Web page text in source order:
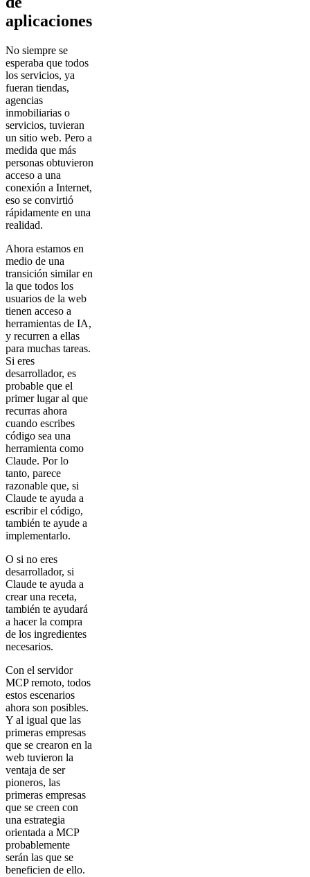
aplicaciones
No siempre se
esperaba que todos
los servicios, ya
fueran tiendas,
agencias
inmobiliarias o
servicios, tuvieran
un sitio web. Pero a
medida que más
personas obtuvieron
acceso a una
conexión a Internet,
eso se convirtió
rápidamente en una
realidad.
Ahora estamos en
medio de una
transición similar en
la que todos los
usuarios de la web
tienen acceso a
herramientas de IA,
y recurren a ellas
para muchas tareas.
Si eres
desarrollador, es
probable que el
primer lugar al que
recurras ahora
cuando escribes
código sea una
herramienta como
Claude. Por lo
tanto, parece
razonable que, si
Claude te ayuda a
escribir el código,
también te ayude a
implementarlo.
O si no eres
desarrollador, si
Claude te ayuda a
crear una receta,
también te ayudará
a hacer la compra
de los ingredientes
necesarios.
Con el servidor
MCP remoto, todos
estos escenarios
ahora son posibles.
Y al igual que las
primeras empresas
que se crearon en la
web tuvieron la
ventaja de ser
pioneros, las
primeras empresas
que se creen con
una estrategia
orientada a MCP
probablemente
serán las que se
beneficien de ello.